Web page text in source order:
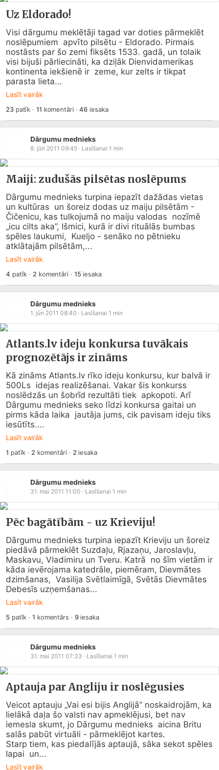
Uz Eldorado!
Visi dārgumu meklētāji tagad var doties pārmeklēt
noslēpumiem  apvīto pilsētu - Eldorado. Pirmais
nostāsts par šo zemi fiksēts 1533. gadā, un tolaik
visi bijuši pārliecināti, ka dziļāk Dienvidamerikas
kontinenta iekšienē ir  zeme, kur zelts ir tikpat
parasta lieta...
Lasīt vairāk
23patīk · 11 komentāri ·46 iesaka
Dārgumu mednieks
8. jūn 2011 09:45 · Lasīšanai 1 min
Maiji: zudušās pilsētas noslēpums
Dārgumu mednieks turpina iepazīt dažādas vietas
un kultūras  un šoreiz dodas uz maiju pilsētām -
Čičenicu, kas tulkojumā no maiju valodas  nozīmē
„icu cilts aka”, Išmici, kurā ir divi rituālās bumbas
spēles laukumi,  Kueljo - senāko no pētnieku
atklātajām pilsētām,...
Lasīt vairāk
4 patīk · 2 komentāri · 15iesaka
Dārgumu mednieks
1. jūn 2011 08:40 · Lasīšanai 1 min
Atlants.lv ideju konkursa tuvākais
prognozētājs ir zināms
Kā zināms Atlants.lv rīko ideju konkursu, kur balvā ir
500Ls  idejas realizēšanai. Vakar šis konkurss
noslēdzās un šobrīd rezultāti tiek  apkopoti. Arī
Dārgumu mednieks seko līdzi konkursa gaitai un
pirms kāda laika  jautāja jums, cik pavisam ideju tiks
iesūtīts....
Lasīt vairāk
1 patīk · 2 komentāri · 2 iesaka
Dārgumu mednieks
31. mai 2011 11:00 · Lasīšanai 1 min
Pēc bagātībām - uz Krieviju!
Dārgumu mednieks turpina iepazīt Krieviju un šoreiz
piedāvā pārmeklēt Suzdaļu, Rjazaņu, Jaroslavļu,
Maskavu, Vladimiru un Tveru. Katrā  no šīm vietām ir
kāda ievērojama katedrāle, piemēram, Dievmātes
dzimšanas,  Vasilija Svētlaimīgā, Svētās Dievmātes
Debesīs uzņemšanas...
Lasīt vairāk
5patīk ·1 komentārs · 9iesaka
Dārgumu mednieks
31. mai 2011 07:33 · Lasīšanai 1 min
Aptauja par Angliju ir noslēgusies
Veicot aptauju „Vai esi bijis Anglijā” noskaidrojām, ka
lielākā daļa šo valsti nav apmeklējusi, bet nav
iemesla skumt, jo Dārgumu mednieks  aicina Britu
salās pabūt virtuāli - pārmeklējot kartes.
Starp tiem, kas piedalījās aptaujā, sāka sekot spēles
lapai  un...
Lasīt vairāk